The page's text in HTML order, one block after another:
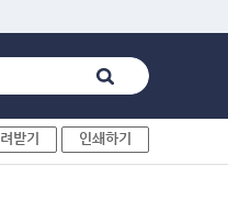
받기 인쇄하기